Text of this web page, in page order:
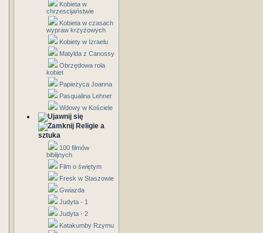
Kobieta w
chrzescijaństwie
Kobieta w czasach
wypraw krzyżowych
Kobiety w Izraelu
Matylda z Canossy
Obrzędowa rola
kobiet
Papieżyca Joanna
Pasqualina Lehner
Wdowy w Kościele
Religie a
sztuka
100 filmów
biblijnych
Film o świętym
Fresk w Staszowie
Gwiazda
Judyta - 1
Judyta - 2
Katakumby Rzymu